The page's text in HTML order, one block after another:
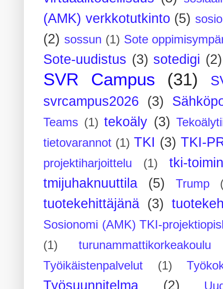
(AMK) verkkotutkinto (5)
(2) sossun (1) Sote
Sote-uudistus (3) sotedigi (2)
SVR Campus (31)
svrcampus2026
(3)
Teams (1) tekoäly (3)
tietovarannot (1) TKI (3) TKI-
projektiharjoittelu (1)
tki-
tmijuhaknuuttila
(5) Trump
tuotekehittäjänä (3)
Sosionomi (AMK) TKI-
(1)
turunammattikorkeakoulu
Työikäistenpalvelut
(1)
Työsuunnitelma (2)